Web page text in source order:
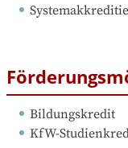
Bildungskredit
KfW-